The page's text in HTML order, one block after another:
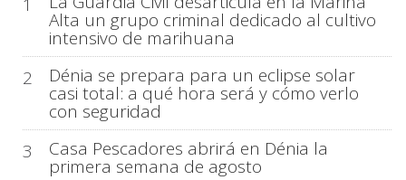
1
Alta un grupo criminal dedicado al cultivo
intensivo de marihuana
2
Dénia se prepara para un eclipse solar
casi total: a qué hora será y cómo verlo
con seguridad
3
Casa Pescadores abrirá en Dénia la
primera semana de agosto